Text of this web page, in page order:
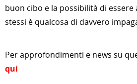
buon cibo e la possibilità di
stessi è qualcosa di davvero
Per approfondimenti e news su
qui